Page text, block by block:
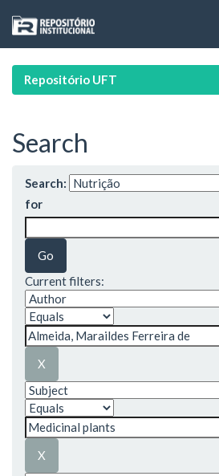
navigation
Repositório UFT
Search
Search:
for
Current filters: